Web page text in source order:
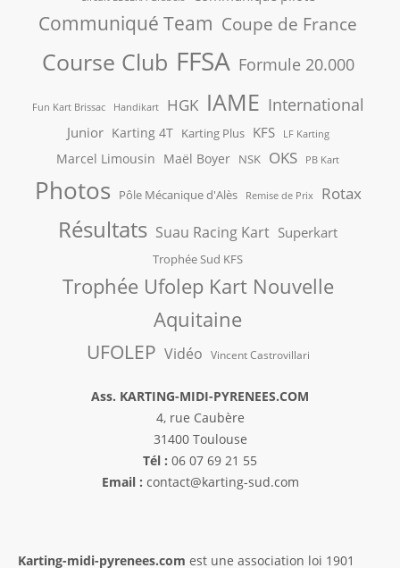
Communiqué Team Coupe de France
Course Club FFSA Formule 20.000
Fun Kart Brissac Handikart HGK IAME International
Junior Karting 4T Karting Plus KFS LF Karting
Marcel Limousin Maël Boyer NSK OKS PB Kart
Photos Pôle Mécanique d'Alès Remise de Prix Rotax
Résultats Suau Racing Kart Superkart
Trophée Sud KFS
Trophée Ufolep Kart Nouvelle
Aquitaine
UFOLEP Vidéo Vincent Castrovillari
Ass. KARTING-MIDI-PYRENEES.COM
4, rue Caubère
31400 Toulouse
Tél : 06 07 69 21 55
Email : contact@karting-sud.com
Karting-midi-pyrenees.com est une association loi 1901